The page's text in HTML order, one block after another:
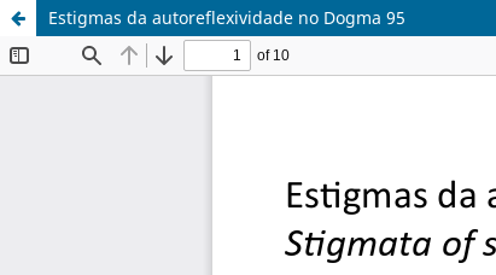
Estigmas da autoreflexividade no Dogma 95